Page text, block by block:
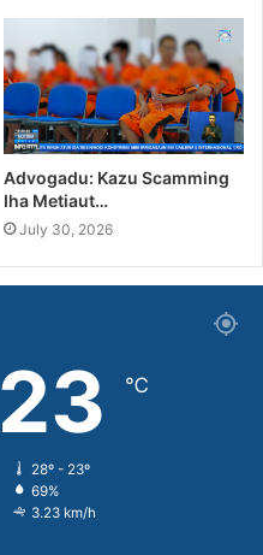
Advogadu: Kazu Scamming
Iha Metiaut…
July 30, 2026
23 ℃
28º - 23º
69%
3.23 km/h